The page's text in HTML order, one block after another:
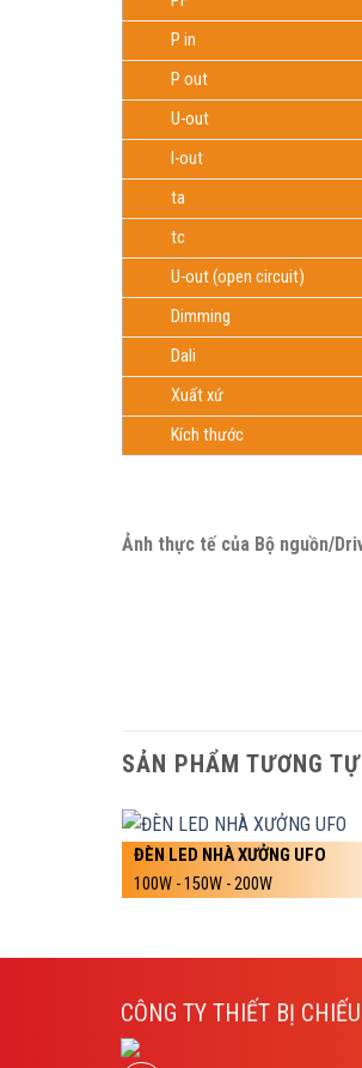
P in
P out
U-out
I-out
ta
tc
U-out (open circuit)
Dimming
Dali
Xuất xứ
Kích thước
Ảnh thực tế của Bộ nguồn/
SẢN PHẨM TƯƠNG TỰ
ĐÈN LED NHÀ XƯỞNG UFO
100W - 150W - 200W
CÔNG TY THIẾT BỊ